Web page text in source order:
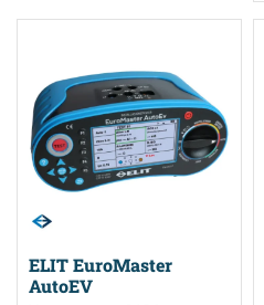
ELIT EuroMaster
AutoEV